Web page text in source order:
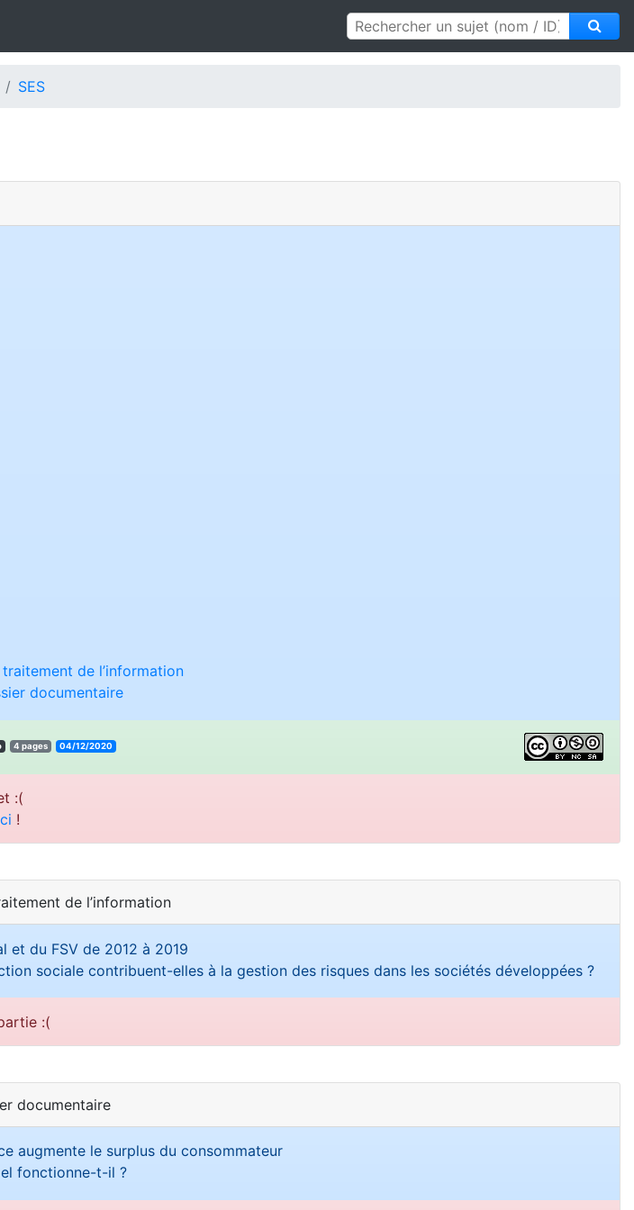
SES
de l’information
documentaire
4 pages 04/12/2020
:(
!
de l’information
et du FSV de 2012 à 2019
sociale contribuent-elles à la gestion des risques dans les sociétés développées ?
:(
documentaire
augmente le surplus du consommateur
fonctionne-t-il ?